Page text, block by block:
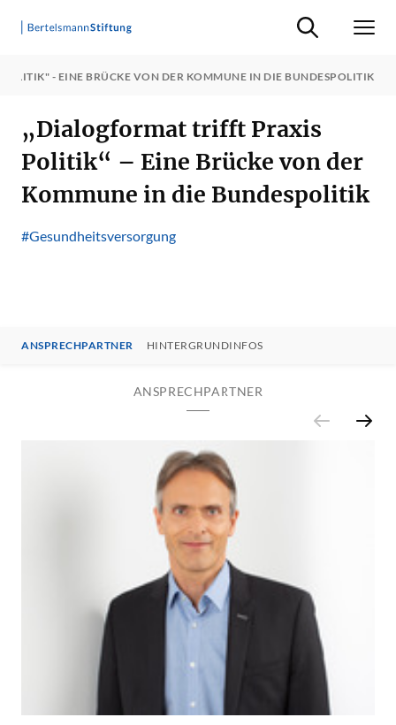
Suche ein-/
- EINE BRÜCKE VON DER KOMMUNE IN DIE BUNDESPOLITIK
„Dialogformat trifft Praxis
Politik“ – Eine Brücke von der
Kommune in die Bundespolitik
#Gesundheitsversorgung
ANSPRECHPARTNER HINTERGRUNDINFOS
ANSPRECHPARTNER